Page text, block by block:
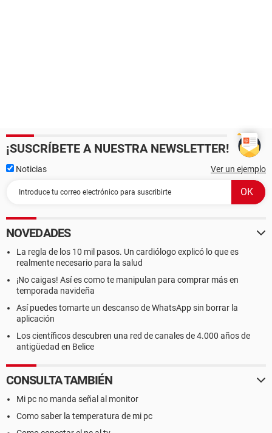
¡SUSCRÍBETE A NUESTRA NEWSLETTER!
Noticias Ver un ejemplo
NOVEDADES
La regla de los 10 mil pasos. Un cardiólogo explicó lo que es
realmente necesario para la salud
¡No caigas! Así es como te manipulan para comprar más en
temporada navideña
Así puedes tomarte un descanso de WhatsApp sin borrar la
aplicación
Los científicos descubren una red de canales de 4.000 años de
antigüedad en Belice
CONSULTA TAMBIÉN
Mi pc no manda señal al monitor
Como saber la temperatura de mi pc